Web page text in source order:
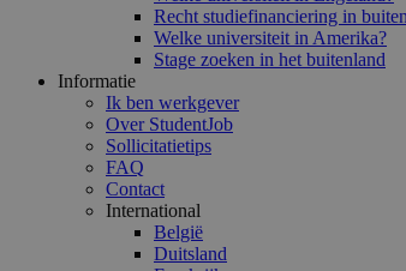
Recht studiefinanciering in
Welke universiteit in Amerika?
Stage zoeken in het buitenland
Informatie
Ik ben werkgever
Over StudentJob
Sollicitatietips
FAQ
Contact
International
België
Duitsland